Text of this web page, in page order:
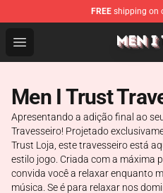
FREE shipping on
Open menu
Men I Trust Shop -
Men I Trust
Apresentando a adição final ao
Travesseiro! Projetado
Trust Loja, este travesseiro está
estilo jogo. Criada com a máxima
convida você a relaxar enquanto
música. Se é para relaxar nos